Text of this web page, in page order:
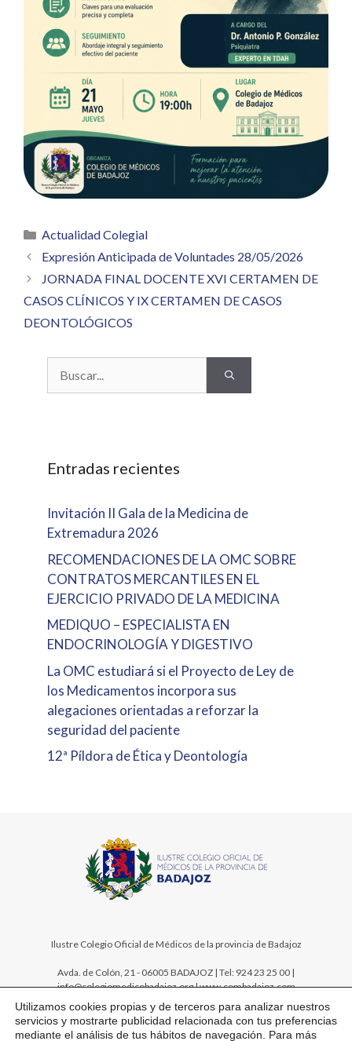
Categorías
Actualidad Colegial
Expresión Anticipada de Voluntades 28/05/2026
JORNADA FINAL DOCENTE XVI CERTAMEN DE
CASOS CLÍNICOS Y IX CERTAMEN DE CASOS
DEONTOLÓGICOS
Entradas recientes
Invitación II Gala de la Medicina de
Extremadura 2026
RECOMENDACIONES DE LA OMC SOBRE
CONTRATOS MERCANTILES EN EL
EJERCICIO PRIVADO DE LA MEDICINA
MEDIQUO – ESPECIALISTA EN
ENDOCRINOLOGÍA Y DIGESTIVO
La OMC estudiará si el Proyecto de Ley de
los Medicamentos incorpora sus
alegaciones orientadas a reforzar la
seguridad del paciente
12ª Píldora de Ética y Deontología
Ilustre Colegio Oficial de Médicos de la provincia de Badajoz
Avda. de Colón, 21 - 06005 BADAJOZ | Tel: 924 23 25 00 |
info@colegiomedicobadajoz.org | www.combadajoz.com
Utilizamos cookies propias y de terceros para analizar nuestros
servicios y mostrarte publicidad relacionada con tus preferencias
mediante el análisis de tus hábitos de navegación. Para más